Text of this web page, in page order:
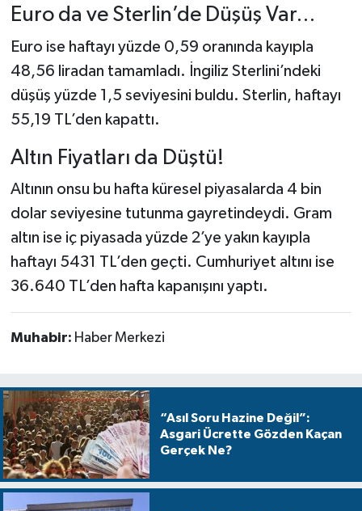
Euro da ve Sterlin’de Düşüş Var…
Euro ise haftayı yüzde 0,59 oranında kayıpla
48,56 liradan tamamladı. İngiliz Sterlini’ndeki
düşüş yüzde 1,5 seviyesini buldu. Sterlin, haftayı
55,19 TL’den kapattı.
Altın Fiyatları da Düştü!
Altının onsu bu hafta küresel piyasalarda 4 bin
dolar seviyesine tutunma gayretindeydi. Gram
altın ise iç piyasada yüzde 2’ye yakın kayıpla
haftayı 5431 TL’den geçti. Cumhuriyet altını ise
36.640 TL’den hafta kapanışını yaptı.
Muhabir: Haber Merkezi
“Asıl Soru Hazine Değil”:
Asgari Ücrette Gözden Kaçan
Gerçek Ne?